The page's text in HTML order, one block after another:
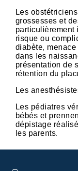
Les
grossesses et
particulièrement
risque ou
diabète, menace
dans les
présentation de
rétention du
Les
Les pédiatres
bébés et
dépistage
les parents.